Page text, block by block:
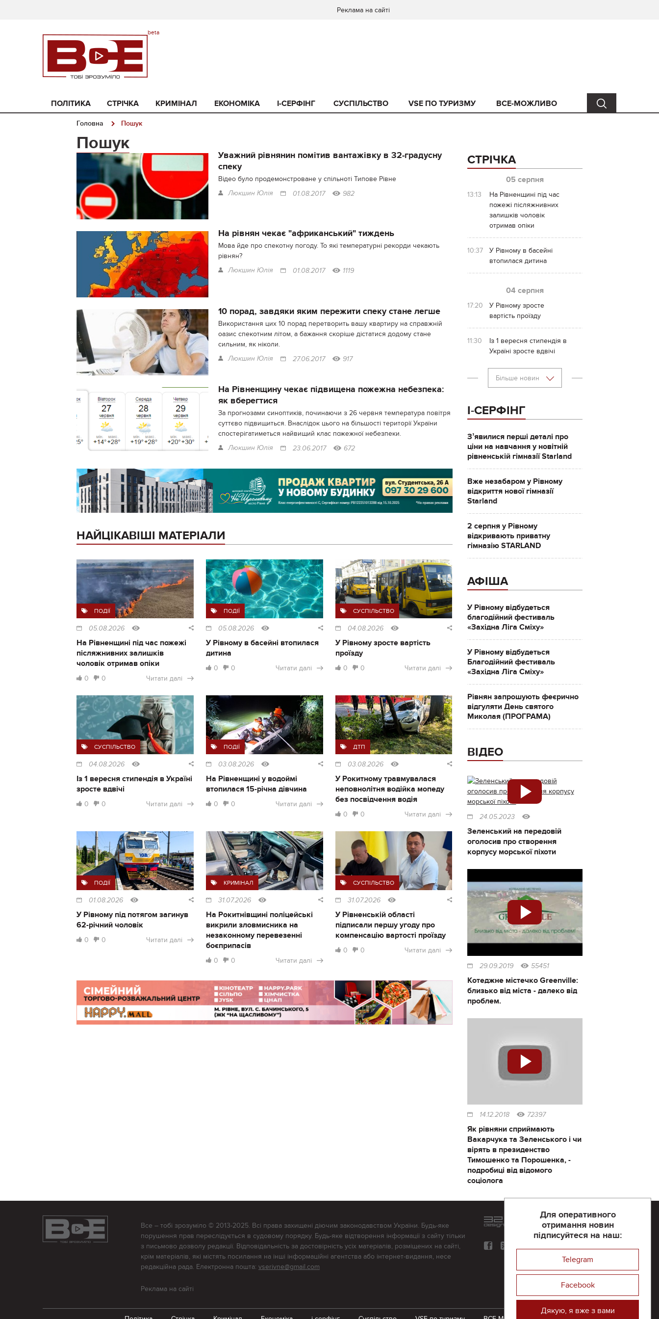
Реклама на сайті
ПОЛІТИКА СТРІЧКА КРИМІНАЛ ЕКОНОМІКА I-СЕРФІНГ СУСПІЛЬСТВО VSE ПО ТУРИЗМУ ВСЕ-МОЖЛИВО
Головна Пошук
Пошук
Уважний рівнянин помітив вантажівку в 32-градусну
спеку
Відео було продемонстроване у спільноті Типове Рівне
Люкшин Юлія 01.08.2017 982
На рівнян чекає "африканський" тиждень
Мова йде про спекотну погоду. То які температурні рекорди чекають
рівнян?
Люкшин Юлія 01.08.2017 1119
10 порад, завдяки яким пережити спеку стане легше
Використання цих 10 порад перетворить вашу квартиру на справжній
оазис спекотним літом, а бажання скоріше дістатися додому стане
сильним, як ніколи.
Люкшин Юлія 27.06.2017 917
На Рівненщину чекає підвищена пожежна небезпека:
як вберегтися
За прогнозами синоптиків, починаючи з 26 червня температура повітря
суттєво підвищиться. Внаслідок цього на більшості території України
спостерігатиметься найвищий клас пожежної небезпеки.
Люкшин Юлія 23.06.2017 672
НАЙЦІКАВІШІ МАТЕРІАЛИ
ПОДІЇ
05.08.2026
На Рівненщині під час пожежі
післяжнивних залишків
чоловік отримав опіки
0 0 Читати далі
ПОДІЇ
05.08.2026
У Рівному в басейні втопилася
дитина
0 0 Читати далі
СУСПІЛЬСТВО
04.08.2026
У Рівному зросте вартість
проїзду
0 0 Читати далі
СУСПІЛЬСТВО
04.08.2026
Із 1 вересня стипендія в Україні
зросте вдвічі
0 0 Читати далі
ПОДІЇ
03.08.2026
На Рівненщині у водоймі
втопилася 15-річна дівчина
0 0 Читати далі
ДТП
03.08.2026
У Рокитному травмувалася
неповнолітня водійка мопеду
без посвідчення водія
0 0 Читати далі
ПОДІЇ
01.08.2026
У Рівному під потягом загинув
62-річний чоловік
0 0 Читати далі
КРИМІНАЛ
31.07.2026
На Рокитнівщині поліцейські
викрили зловмисника на
незаконному перевезенні
боєприпасів
0 0 Читати далі
СУСПІЛЬСТВО
31.07.2026
У Рівненській області
підписали першу угоду про
компенсацію вартості проїзду
0 0 Читати далі
СТРІЧКА
05 серпня
13:13
На Рівненщині під час
пожежі післяжнивних
залишків чоловік
отримав опіки
10:37
У Рівному в басейні
втопилася дитина
04 серпня
17:20
У Рівному зросте
вартість проїзду
11:30
Із 1 вересня стипендія в
Україні зросте вдвічі
Більше новин
І-СЕРФІНГ
Зʼявилися перші деталі про
ціни на навчання у новітній
рівненській гімназії Starland
Вже незабаром у Рівному
відкриття нової гімназії
Starland
2 серпня у Рівному
відкривають приватну
гімназію STARLAND
АФІША
У Рівному відбудеться
благодійний фестиваль
«Західна Ліга Сміху»
У Рівному відбудеться
Благодійний фестиваль
«Західна Ліга Сміху»
Рівнян запрошують феєрично
відгуляти День святого
Миколая (ПРОГРАМА)
ВІДЕО
24.05.2023
Зеленський на передовій
оголосив про створення
корпусу морської піхоти
29.09.2019 55451
Котеджне містечко Greenville:
близько від міста - далеко від
проблем.
14.12.2018 72397
Як рівняни сприймають
Вакарчука та Зеленського і чи
вірять в президенство
Тимошенко та Порошенка, -
подробиці від відомого
соціолога
Для оперативного
отримання новин
підписуйтеся на наш:
Telegram
Facebook
Дякую, я вже з вами
Все – тобі зрозуміло © 2013-2025. Всі права захищені діючим законодавством України. Будь-яке
порушення прав переслідується в судовому порядку. Будь-яке відтворення інформації з сайту тільки
з письмово дозволу редакції. Відповідальність за достовірність усіх матеріалів, розміщених на сайті,
крім матеріалів, які містять посилання на інші інформаційні агентства або інтернет-видання, несе
редакційна рада. Електронна пошта: vserivne@gmail.com
Реклама на сайті
Розроблений та підтримується
компанії 32х32